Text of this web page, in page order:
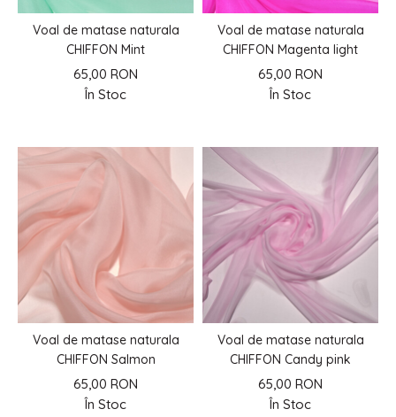
Voal de matase naturala
CHIFFON Mint
65,00 RON
În Stoc
Voal de matase naturala
CHIFFON Magenta light
65,00 RON
În Stoc
Voal de matase naturala
CHIFFON Salmon
65,00 RON
În Stoc
Voal de matase naturala
CHIFFON Candy pink
65,00 RON
În Stoc